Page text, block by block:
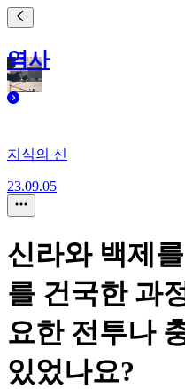
역사
지식의 신
23.09.05
신라와 백제
를 건국한 과
요한 전투나
있었나요?